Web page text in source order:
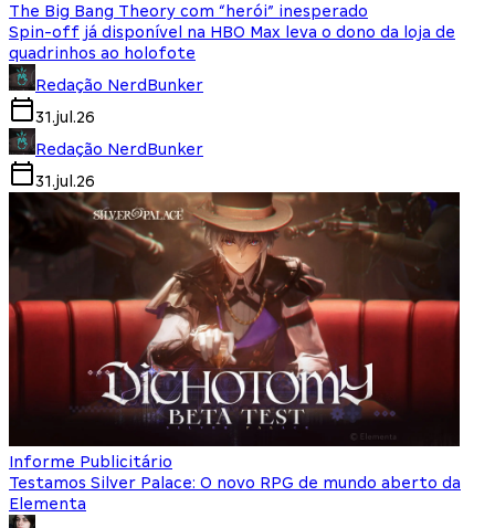
The Big Bang Theory com “herói” inesperado
Spin-off já disponível na HBO Max leva o dono da loja de
quadrinhos ao holofote
Redação NerdBunker
31.jul.26
Redação NerdBunker
31.jul.26
Informe Publicitário
Testamos Silver Palace: O novo RPG de mundo aberto da
Elementa